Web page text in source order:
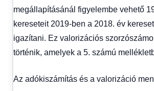
megállapításánál figyelembe vehető
kereseteit 2019-ben a 2018. év
igazítani. Ez valorizációs
történik, amelyek a 5. számú
Az adókiszámítás és a valorizáció